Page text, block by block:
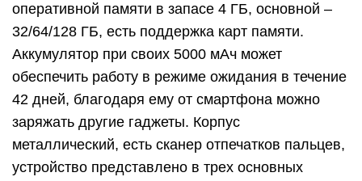
оперативной памяти в запасе 4 ГБ, основной –
32/64/128 ГБ, есть поддержка карт памяти.
Аккумулятор при своих 5000 мАч может
обеспечить работу в режиме ожидания в течение
42 дней, благодаря ему от смартфона можно
заряжать другие гаджеты. Корпус
металлический, есть сканер отпечатков пальцев,
устройство представлено в трех основных